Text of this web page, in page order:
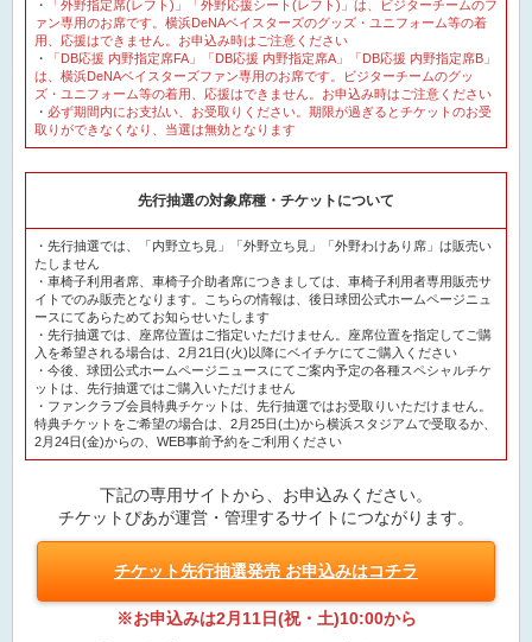
・
「外野指定席(レフト)」「外野応援シート(レフト)」は、ビジターチームのフ
ァン専用のお席です。横浜DeNAベイスターズのグッズ・ユニフォーム等の着
用、応援はできません。お申込み時はご注意ください
・
「DB応援 内野指定席FA」「DB応援 内野指定席A」「DB応援 内野指定席B」
は、横浜DeNAベイスターズファン専用のお席です。ビジターチームのグッ
ズ・ユニフォーム等の着用、応援はできません。お申込み時はご注意ください
・ 必ず期間内にお支払い、お受取りください。期限が過ぎるとチケットのお受
取りができなくなり、当選は無効となります
先行抽選の対象席種・チケットについて
・先行抽選では、「内野立ち見」「外野立ち見」「外野わけあり席」は販売い
たしません
・車椅子利用者席、車椅子介助者席につきましては、車椅子利用者専用販売サ
イトでのみ販売となります。こちらの情報は、後日球団公式ホームページニュ
ースにてあらためてお知らせいたします
・先行抽選では、座席位置はご指定いただけません。座席位置を指定してご購
入を希望される場合は、2月21日(火)以降にベイチケにてご購入ください
・今後、球団公式ホームページニュースにてご案内予定の各種スペシャルチケ
ットは、先行抽選ではご購入いただけません
・ファンクラブ会員特典チケットは、先行抽選ではお受取りいただけません。
特典チケットをご希望の場合は、2月25日(土)から横浜スタジアムで受取るか、
2月24日(金)からの、WEB事前予約をご利用ください
下記の専用サイトから、お申込みください。
チケットぴあが運営・管理するサイトにつながります。
チケット先行抽選発売 お申込みはコチラ
※お申込みは2月11日(祝・土)10:00から